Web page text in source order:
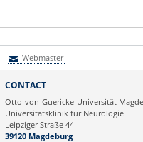
Webmaster
CONTACT
Otto-von-Guericke-Universität
Universitätsklinik für Neurologie
Leipziger Straße 44
39120 Magdeburg